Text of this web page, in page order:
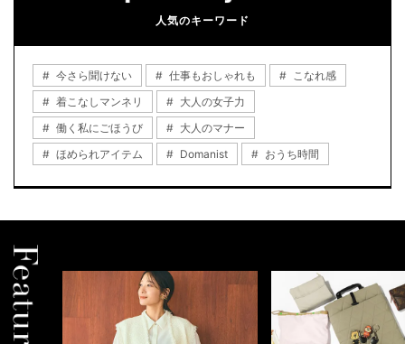
人気のキーワード
今さら聞けない 仕事もおしゃれも
こなれ感
着こなしマンネリ
大人の女子力
働く私にごほうび
大人のマナー
ほめられアイテム
Domanist おうち時間